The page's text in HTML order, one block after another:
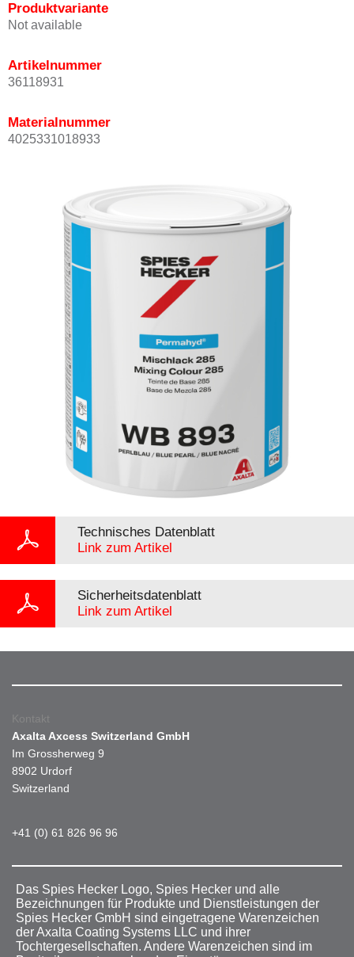
Produktvariante
Not available
Artikelnummer
36118931
Materialnummer
4025331018933
Technisches Datenblatt
Link zum Artikel
Sicherheitsdatenblatt
Link zum Artikel
Kontakt
Axalta Axcess Switzerland GmbH
Im Grossherweg 9
8902 Urdorf
Switzerland
+41 (0) 61 826 96 96
Das Spies Hecker Logo, Spies Hecker und alle
Bezeichnungen für Produkte und Dienstleistungen der
Spies Hecker GmbH sind eingetragene Warenzeichen
der Axalta Coating Systems LLC und ihrer
Tochtergesellschaften. Andere Warenzeichen sind im